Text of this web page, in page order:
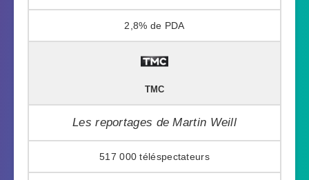
2,8%
TMC
Les reportages de Martin Weill
517 000